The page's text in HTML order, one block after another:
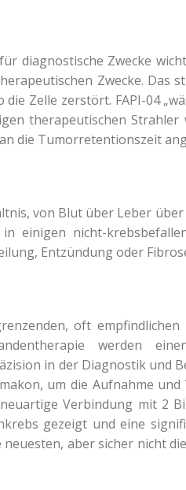
diagnostische Zwecke
Zwecke. Das
Zelle zerstört. FAPI-04
therapeutischen Strahler
die Tumorretentionszeit
von Blut über Leber
einigen nicht-
Entzündung oder
oft empfindlichen
werden
in der Diagnostik und
um die Aufnahme
Verbindung mit 2
gezeigt und eine
aber sicher nicht